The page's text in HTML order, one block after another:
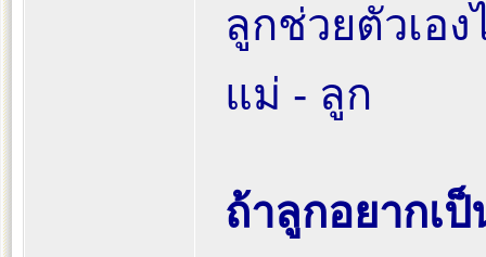
ลูกช่วยตัวเอ
แม่ - ลูก
ถ้าลูกอยากเ